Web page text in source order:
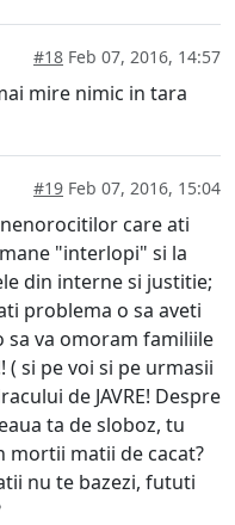
#18 Feb 07, 2016, 14:57
mire nimic in tara
#19 Feb 07, 2016, 15:04
care ati
"interlopi" si la
din interne si justitie;
problema o sa aveti
va omoram familiile
( si pe voi si pe urmasii
de JAVRE! Despre
ta de sloboz, tu
mortii matii de cacat?
nu te bazezi, fututi